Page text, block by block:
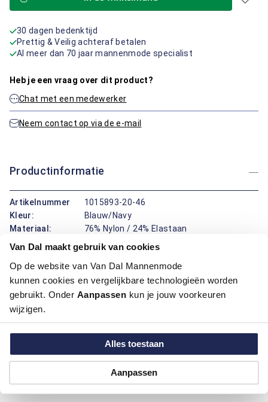
Van Dal maakt gebruik van cookies
Op de website van Van Dal Mannenmode
kunnen cookies en vergelijkbare technologieën worden
gebruikt. Onder Aanpassen kun je jouw voorkeuren
wijzigen.
Alles toestaan
Aanpassen
30 dagen bedenktijd
Prettig & Veilig achteraf betalen
Al meer dan 70 jaar mannenmode specialist
Heb je een vraag over dit product?
Chat met een medewerker
Neem contact op via de e-mail
Productinformatie
Artikelnummer
1015893-20-46
Kleur:
Blauw/Navy
Materiaal:
76% Nylon / 24% Elastaan
Pasvorm:
Regular Fit
Dit overhemd van Bartlett Dress is perfect voor een nette
uitstraling. Met lange mouwen en klassieke boord straalt het
professionaliteit uit. Bovendien is het overhemd strijkvrij, wat
betekent dat je er altijd verzorgd uitziet zonder gedoe. De
bewegingsvrijheid. Of je nu een belangrijk evenement hebt of
uit eten gaat: dit overhemd biedt altijd de juiste uitstraling.
Maatinformatie